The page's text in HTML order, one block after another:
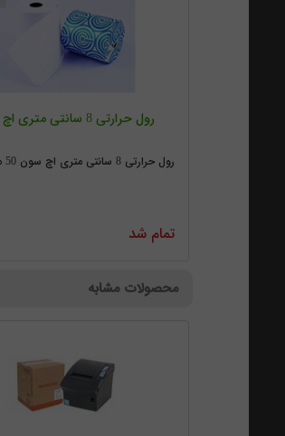
رول حرارتی 8 سانتی متری اچ سون
رول حرارتی 8 سانتی متری اچ سون 50 متری
تمام شد
محصولات مشابه